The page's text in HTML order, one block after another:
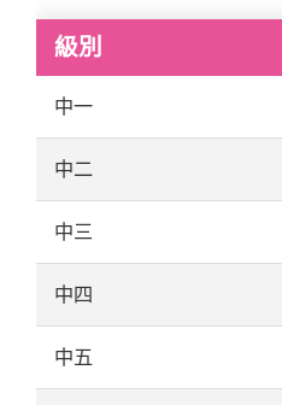
級別
中一
中二
中三
中四
中五